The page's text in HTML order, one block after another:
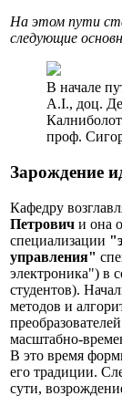
На этом пути
следующие
В начале
А.І., доц.
проф.
Зарождение
Кафедру
Петрович и она
специализации
управления"
электроника") в
студентов).
методов и
масштабно-
В это время
его традиции.
сути,